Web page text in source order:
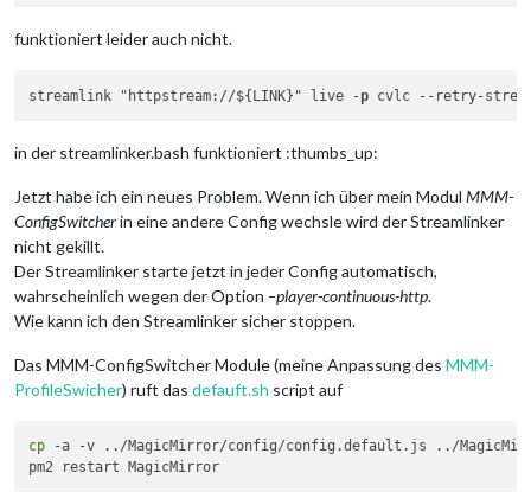
funktioniert leider auch nicht.
streamlink "httpstream://${LINK}" live -p cvlc --retry-
in der streamlinker.bash funktioniert :thumbs_up:
Jetzt habe ich ein neues Problem. Wenn ich über mein Modul MMM-
ConfigSwitcherin eine andere Config wechsle wird der Streamlinker
nicht gekillt.
Der Streamlinker starte jetzt in jeder Config automatisch,
wahrscheinlich wegen der Option –player-continuous-http.
Wie kann ich den Streamlinker sicher stoppen.
Das MMM-ConfigSwitcher Module (meine Anpassung des MMM-
ProfileSwicher) ruft das defauft.sh script auf
cp -a -v ../MagicMirror/config/config.default.js ../